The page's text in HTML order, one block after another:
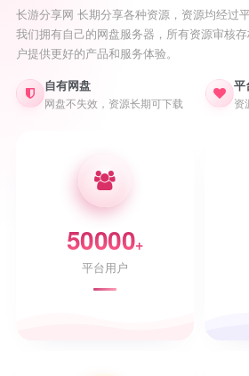
长游分享网 长期分享各种资源，资源均经过平
我们拥有自己的网盘服务器，所有资源审核
户提供更好的产品和服务体验。
自有网盘
网盘不失效，资源长期可下载
平
资
50000+
平台用户